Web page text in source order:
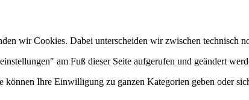
wir Cookies. Dabei unterscheiden wir zwischen technisch
am Fuß dieser Seite aufgerufen und geändert
Ihre Einwilligung zu ganzen Kategorien geben oder